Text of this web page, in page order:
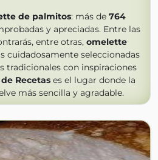
de palmitos: más de 764
y apreciadas. Entre las
entre otras, omelette
cuidadosamente seleccionadas
tradicionales con inspiraciones
Recetases el lugar donde la
más sencilla y agradable.